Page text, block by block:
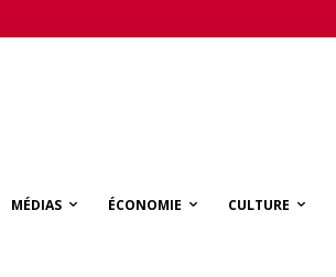
MÉDIAS ÉCONOMIE CULTURE